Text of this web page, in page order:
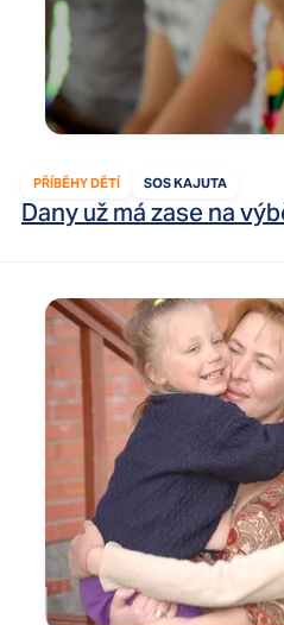
PŘÍBĚHY DĚTÍ SOS KAJUTA
Dany už má zase na